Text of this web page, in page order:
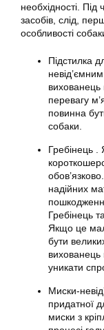
необхідності.
засобів, слід,
особливості
Підстилка
вихованець
перевагу
повинна
собаки.
Гребінець .
надійних
Гребінець
Якщо це
бути
уникати
Миски-
придатної
миски з